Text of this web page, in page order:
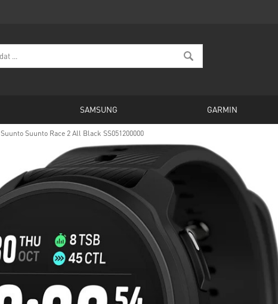
Suunto Suunto Race 2 All Black SS051200000
SAMSUNG GARMIN